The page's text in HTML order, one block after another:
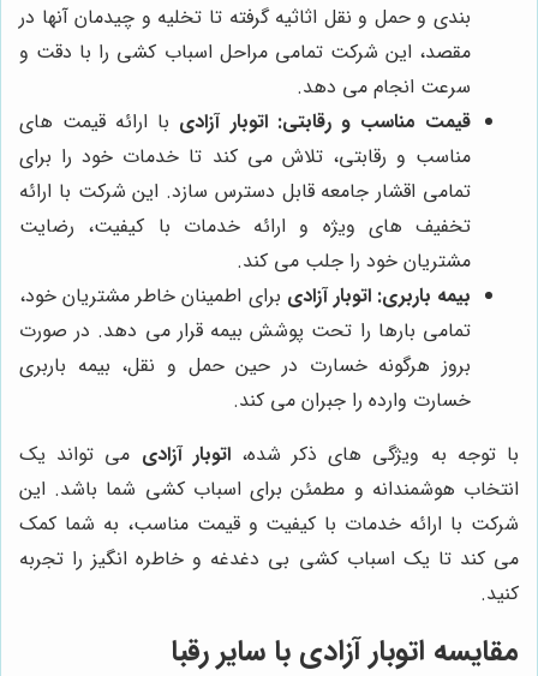
بندی و حمل و نقل اثاثیه گرفته تا تخلیه و چیدمان آنها در
مقصد، این شرکت تمامی مراحل اسباب کشی را با دقت و
سرعت انجام می دهد.
قیمت مناسب و رقابتی: اتوبار آزادی با ارائه قیمت های
مناسب و رقابتی، تلاش می کند تا خدمات خود را برای
تمامی اقشار جامعه قابل دسترس سازد. این شرکت با ارائه
تخفیف های ویژه و ارائه خدمات با کیفیت، رضایت
مشتریان خود را جلب می کند.
بیمه باربری: اتوبار آزادی برای اطمینان خاطر مشتریان خود،
تمامی بارها را تحت پوشش بیمه قرار می دهد. در صورت
بروز هرگونه خسارت در حین حمل و نقل، بیمه باربری
خسارت وارده را جبران می کند.
با توجه به ویژگی های ذکر شده،اتوبار آزادی می تواند یک
انتخاب هوشمندانه و مطمئن برای اسباب کشی شما باشد. این
شرکت با ارائه خدمات با کیفیت و قیمت مناسب، به شما کمک
می کند تا یک اسباب کشی بی دغدغه و خاطره انگیز را تجربه
کنید.
مقایسه اتوبار آزادی با سایر رقبا